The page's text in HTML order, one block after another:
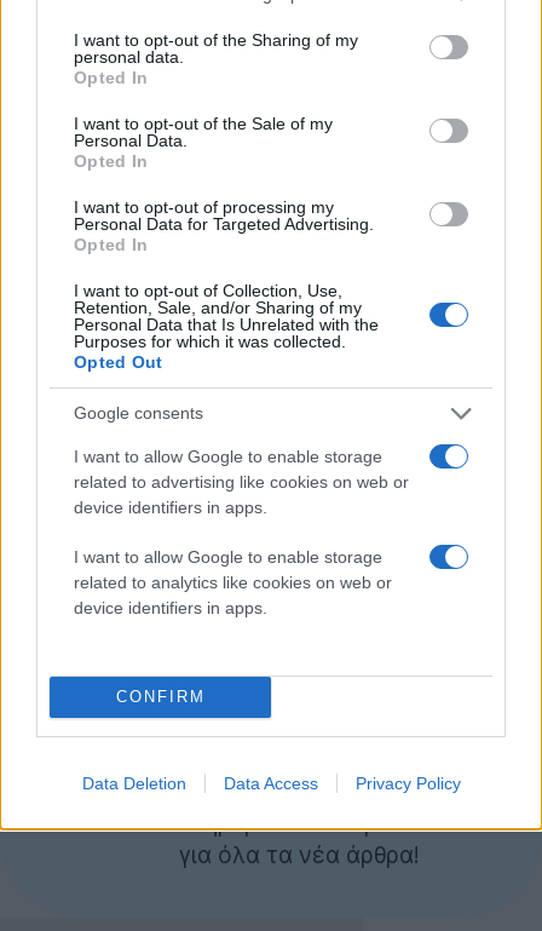
not limited to your visit or usage behaviour. You may click to
grant or deny consent to Google and its third-party tags to
use your data for below specified purposes in below Google
consent section.
I want to opt-out of the Sharing of my
personal data.
Opted In
I want to opt-out of the Sale of my
Personal Data.
Opted In
I want to opt-out of processing my
Personal Data for Targeted Advertising.
Opted In
I want to opt-out of Collection, Use,
Retention, Sale, and/or Sharing of my
Personal Data that Is Unrelated with the
Purposes for which it was collected.
Opted Out
Google consents
I want to allow Google to enable storage
related to advertising like cookies on web or
device identifiers in apps.
I want to allow Google to enable storage
related to analytics like cookies on web or
device identifiers in apps.
CONFIRM
Data Deletion Data Access Privacy Policy
Στη φετινή CES η LG ανακοίνωσε μια ακόμα
πρωτοποριακή συσκευή με την ονομασία Styler,
σχεδιασμένη να φρεσκάρει τα ρούχα χωρίς τη χρήση
νερού, την οποία τώρα σκοπεύει να αναβαθμίσει με
νέα λειτουργία σιδερώματος. Tέλος, η εταιρεία έχει
μπορεί να διατηρεί τη θερμοκρασία του χωρίς
ρεύμα για περίπου 6 ώρες.
Newsγια να
ενημερώνεστε άμεσα
για όλα τα νέα άρθρα!